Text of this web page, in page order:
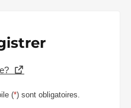
(*) sont obligatoires.